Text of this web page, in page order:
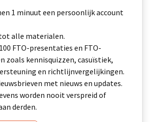
1 minuut een persoonlijk account
alle materialen.
FTO-presentaties en FTO-
zoals kennisquizzen, casuïstiek,
en richtlijnvergelijkingen.
met nieuws en updates.
worden nooit verspreid of
derden.